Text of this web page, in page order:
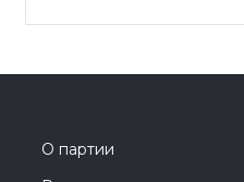
О партии